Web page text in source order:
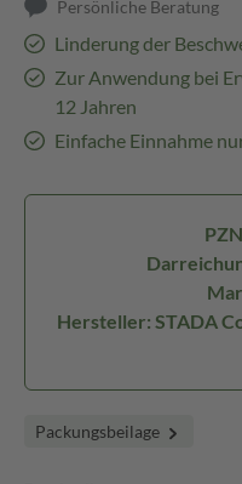
Persönliche Beratung
Linderung der
Zur Anwendung bei
12 Jahren
Einfache Einnahme
Hersteller: STADA
Packungsbeilage